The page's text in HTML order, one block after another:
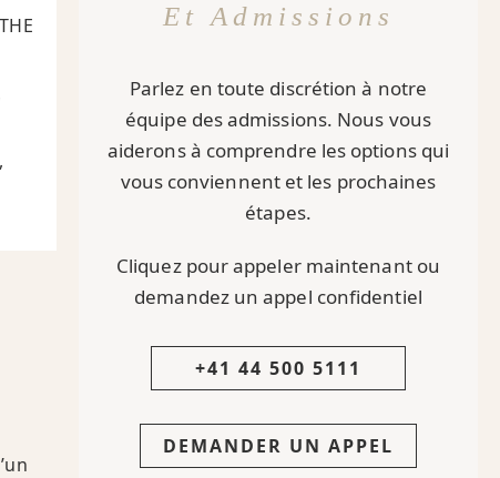
Et Admissions
Parlez en toute discrétion à notre
équipe des admissions. Nous vous
aiderons à comprendre les options qui
vous conviennent et les prochaines
étapes.
Cliquez pour appeler maintenant ou
demandez un appel confidentiel
+41 44 500 5111
DEMANDER UN APPEL